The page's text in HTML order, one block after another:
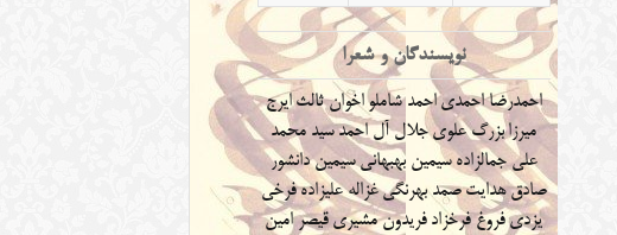
نویسندگان و شعرا
احمدرضا احمدیاحمد شاملواخوان ثالث ایرج
میرزابزرگ علوی جلال آل احمد سید محمد
علی جمالزاده سیمین بهبهانیسیمین دانشور
صادق هدایتصمد بهرنگیغزاله علیزادهفرخی
یزدیفروغ فرخزاد فریدون مشیری قیصر امین